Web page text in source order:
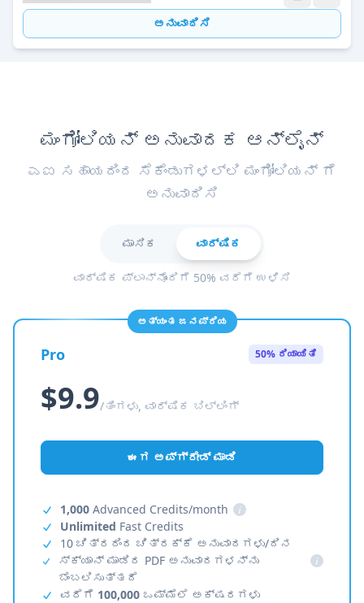
ಅನುವಾದಿಸಿ
ಮಂಗೋಲಿಯನ್ ಅನುವಾದಕ ಆನ್ಲೈನ್
ಎಐ ಸಹಾಯದಿಂದ ಸೆಕೆಂಡುಗಳಲ್ಲಿ ಮಂಗೋಲಿಯನ್ ಗೆ
ಅನುವಾದಿಸಿ
ಮಾಸಿಕ ವಾರ್ಷಿಕ
ವಾರ್ಷಿಕ ಪ್ಲಾನ್‌ನೊಂದಿಗೆ 50% ವರೆಗೆ ಉಳಿಸಿ
ಅತ್ಯಂತ ಜನಪ್ರಿಯ
Pro 50% ರಿಯಾಯಿತಿ
$9.9/ತಿಂಗಳು, ವಾರ್ಷಿಕ ಬಿಲ್ಲಿಂಗ್
ಈಗ ಅಪ್‌ಗ್ರೇಡ್ ಮಾಡಿ
1,000 Advanced Credits/month
i
Unlimited Fast Credits
10 ಚಿತ್ರದಿಂದ ಚಿತ್ರಕ್ಕೆ ಅನುವಾದಗಳು/ದಿನ
ಸ್ಕ್ಯಾನ್ ಮಾಡಿದ PDF ಅನುವಾದಗಳನ್ನು
ಬೆಂಬಲಿಸುತ್ತದೆ
i
ವರೆಗೆ 100,000 ಒಮ್ಮೆಲೆ ಅಕ್ಷರಗಳು